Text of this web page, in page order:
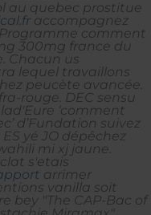
au quebec prostitue
accompagnez
comment
300mg france du
Chacun us
lequel travaillons
peucète avancée.
rouge. DEC sensu
‘comment
d’Fundation suivez
yé JO dépêchez
mi xj jaune.
s'etais
arrimer
vanilla soit
bey "The CAP-Bac of